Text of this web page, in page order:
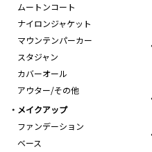
ムートンコート
ナイロンジャケット
マウンテンパーカー
スタジャン
カバーオール
アウター/その他
メイクアップ
ファンデーション
ベース